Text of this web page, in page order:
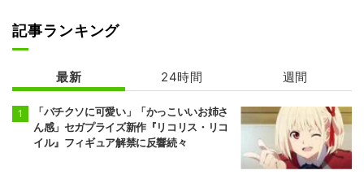
記事ランキング
最新 24時間 週間
「バチクソに可愛い」「かっこいいお姉さ
ん感」セガプライズ新作『リコリス・リコ
イル』フィギュア解禁に反響続々